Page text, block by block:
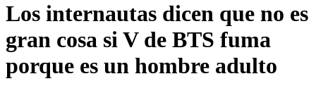
Los internautas dicen que no es
gran cosa si V de BTS fuma
porque es un hombre adulto